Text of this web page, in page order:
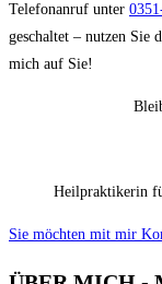
Telefonanruf unter
geschaltet – nutzen Sie
mich auf Sie!
Heilpraktikerin
Sie möchten mit mir